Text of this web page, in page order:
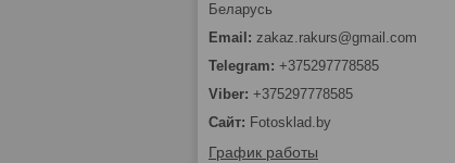
Беларусь
zakaz.rakurs@gmail.com
+375297778585
+375297778585
Fotosklad.by
График работы